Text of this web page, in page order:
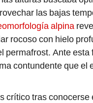
las bajas
alpina
rocoso con hielo
permafrost. Ante
contundente que el
crítico tras